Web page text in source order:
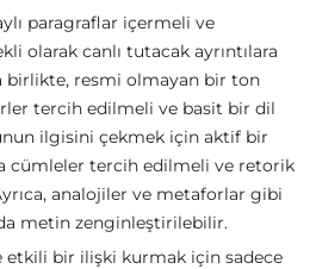
paragraflar içermeli ve
olarak canlı tutacak ayrıntılara
birlikte, resmi olmayan bir ton
tercih edilmeli ve basit bir dil
ilgisini çekmek için aktif bir
cümleler tercih edilmeli ve retorik
analojiler ve metaforlar gibi
metin zenginleştirilebilir.
etkili bir ilişki kurmak için sadece